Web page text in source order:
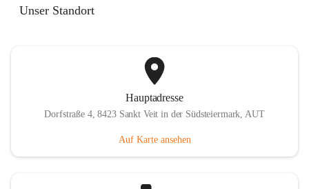
Unser Standort
Hauptadresse
Dorfstraße 4, 8423 Sankt Veit in der Südsteiermark, AUT
Auf Karte ansehen